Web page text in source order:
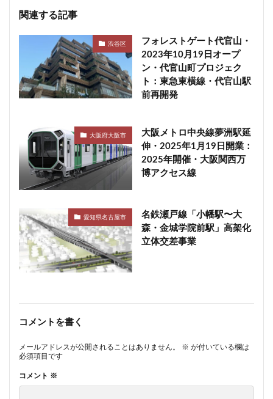
関連する記事
渋谷区
フォレストゲート代官山・
2023年10月19日オープ
ン・代官山町プロジェク
ト：東急東横線・代官山駅
前再開発
大阪府大阪市
大阪メトロ中央線夢洲駅延
伸・2025年1月19日開業：
2025年開催・大阪関西万
博アクセス線
愛知県名古屋市
名鉄瀬戸線「小幡駅〜大
森・金城学院前駅」高架化
立体交差事業
コメントを書く
メールアドレスが公開されることはありません。 ※ が付いている欄は
必須項目です
コメント ※